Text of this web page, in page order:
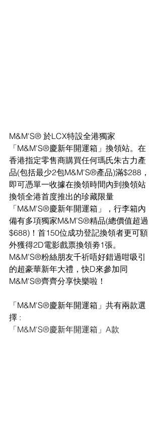
M&M'S® 於LCX特設全港獨家
「M&M'S®慶新年開運箱」換領站。在
香港指定零售商購買任何瑪氏朱古力產
品(包括最少2包M&M'S®產品)滿$288，
即可憑單一收據在換領時間內到換領站
換領全港首度推出的珍藏限量
「M&M'S®慶新年開運箱」，行李箱內
備有多項獨家M&M’S®精品(總價值超過
$688)！首150位成功登記換領者更可額
外獲得2D電影戲票換領劵1張。
M&M’S®粉絲朋友千祈唔好錯過咁吸引
的超豪華新年大禮，快D來參加同
M&M'S®齊齊分享快樂啦！
「M&M'S®慶新年開運箱」共有兩款選
擇 :
「M&M'S®慶新年開運箱」A款